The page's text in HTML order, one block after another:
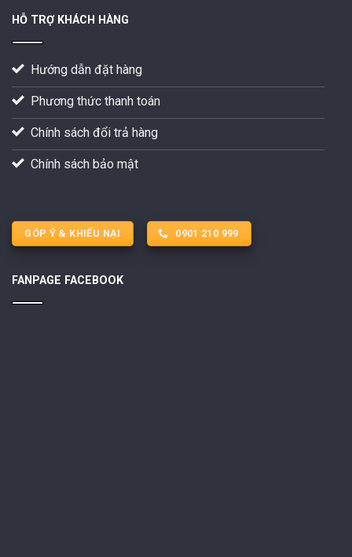
HỖ TRỢ KHÁCH HÀNG
Hướng dẫn đặt hàng
Phương thức thanh toán
Chính sách đổi trả hàng
Chính sách bảo mật
GÓP Ý & KHIẾU NẠI 0901 210 999
FANPAGE FACEBOOK